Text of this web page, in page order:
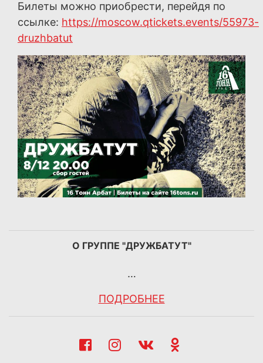
Билеты можно приобрести, перейдя по
ссылке: https://moscow.qtickets.events/55973-
druzhbatut
О ГРУППЕ "ДРУЖБАТУТ"
…
ПОДРОБНЕЕ